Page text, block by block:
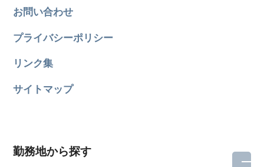
お問い合わせ
プライバシーポリシー
リンク集
サイトマップ
勤務地から探す